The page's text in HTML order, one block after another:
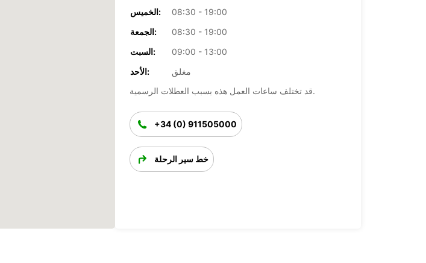
الخميس:
08:30 - 19:00
الجمعة:
08:30 - 19:00
السبت:
09:00 - 13:00
الأحد:
مغلق
قد تختلف ساعات العمل هذه بسبب العطلات الرسمية.
+34 (0) 911505000
خط سير الرحلة